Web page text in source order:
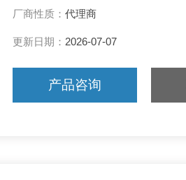
厂商性质： 代理商
更新日期： 2026-07-07
产品咨询